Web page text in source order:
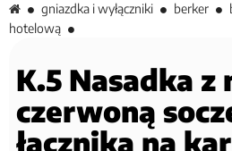
gniazdka i wyłączniki berker
hotelową
K.5 Nasadka
czerwoną
łącznika na